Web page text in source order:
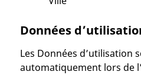
Données
Les Données d’utilisation
automatiquement lors de